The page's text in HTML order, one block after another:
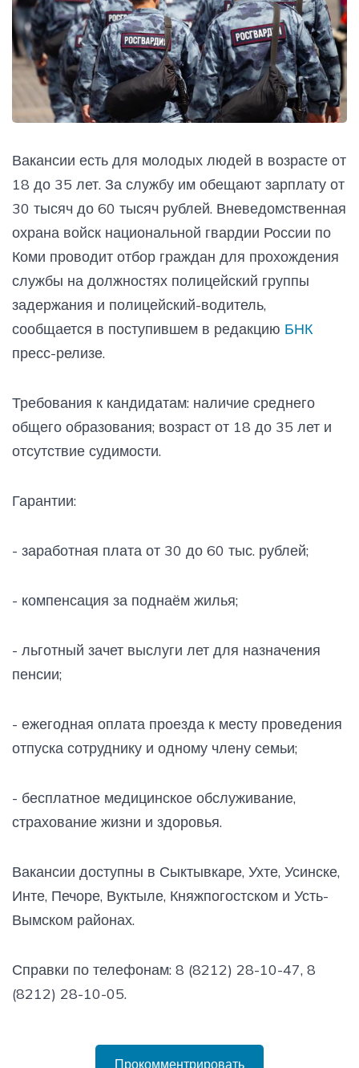
Вакансии есть для молодых людей в возрасте от
18 до 35 лет. За службу им обещают зарплату от
30 тысяч до 60 тысяч рублей. Вневедомственная
охрана войск национальной гвардии России по
Коми проводит отбор граждан для прохождения
службы на должностях полицейский группы
задержания и полицейский-водитель,
сообщается в поступившем в редакцию БНК
пресс-релизе.
Требования к кандидатам: наличие среднего
общего образования; возраст от 18 до 35 лет и
отсутствие судимости.
Гарантии:
- заработная плата от 30 до 60 тыс. рублей;
- компенсация за поднаём жилья;
- льготный зачет выслуги лет для назначения
пенсии;
- ежегодная оплата проезда к месту проведения
отпуска сотруднику и одному члену семьи;
- бесплатное медицинское обслуживание,
страхование жизни и здоровья.
Вакансии доступны в Сыктывкаре, Ухте, Усинске,
Инте, Печоре, Вуктыле, Княжпогостском и Усть-
Вымском районах.
Справки по телефонам: 8 (8212) 28-10-47, 8
(8212) 28-10-05.
Прокомментрировать